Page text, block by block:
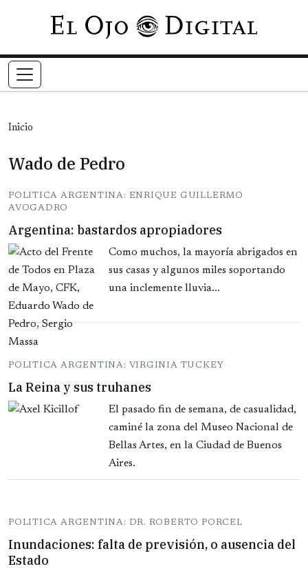
Pasar al contenido principal
Inicio
Wado de Pedro
POLITICA ARGENTINA: ENRIQUE GUILLERMO
AVOGADRO
Argentina: bastardos apropiadores
Como muchos, la mayoría abrigados en
sus casas y algunos miles soportando
una inclemente lluvia...
POLITICA ARGENTINA: VIRGINIA TUCKEY
La Reina y sus truhanes
El pasado fin de semana, de casualidad,
caminé la zona del Museo Nacional de
Bellas Artes, en la Ciudad de Buenos
Aires.
POLITICA ARGENTINA: DR. ROBERTO PORCEL
Inundaciones: falta de previsión, o ausencia del
Estado